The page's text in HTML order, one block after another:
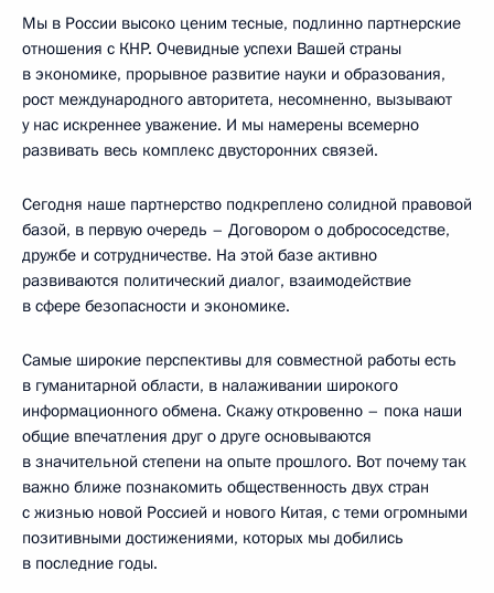
Мы в России высоко ценим тесные, подлинно партнерские
отношения с КНР. Очевидные успехи Вашей страны
в экономике, прорывное развитие науки и образования,
рост международного авторитета, несомненно, вызывают
у нас искреннее уважение. И мы намерены всемерно
развивать весь комплекс двусторонних связей.
Сегодня наше партнерство подкреплено солидной правовой
базой, в первую очередь – Договором о добрососедстве,
дружбе и сотрудничестве. На этой базе активно
развиваются политический диалог, взаимодействие
в сфере безопасности и экономике.
Самые широкие перспективы для совместной работы есть
в гуманитарной области, в налаживании широкого
информационного обмена. Скажу откровенно – пока наши
общие впечатления друг о друге основываются
в значительной степени на опыте прошлого. Вот почему так
важно ближе познакомить общественность двух стран
с жизнью новой Россией и нового Китая, с теми огромными
позитивными достижениями, которых мы добились
в последние годы.